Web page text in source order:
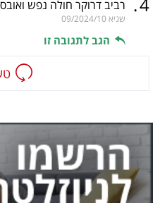
רביב דרוקר חולה נפש
שגיא 09/2024/10
הגב לתגובה זו